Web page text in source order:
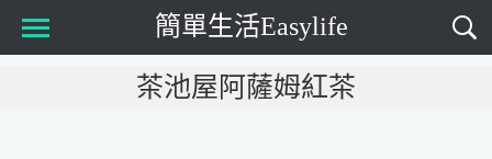
簡單生活Easylife
Main Menu茶池屋阿薩姆紅茶